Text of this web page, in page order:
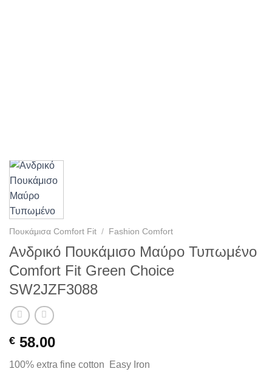
Πουκάμισα Comfort Fit / Fashion Comfort
Ανδρικό Πουκάμισο Μαύρο Τυπωμένο
Comfort Fit Green Choice
SW2JZF3088
€ 58.00
100% extra fine cotton Easy Iron